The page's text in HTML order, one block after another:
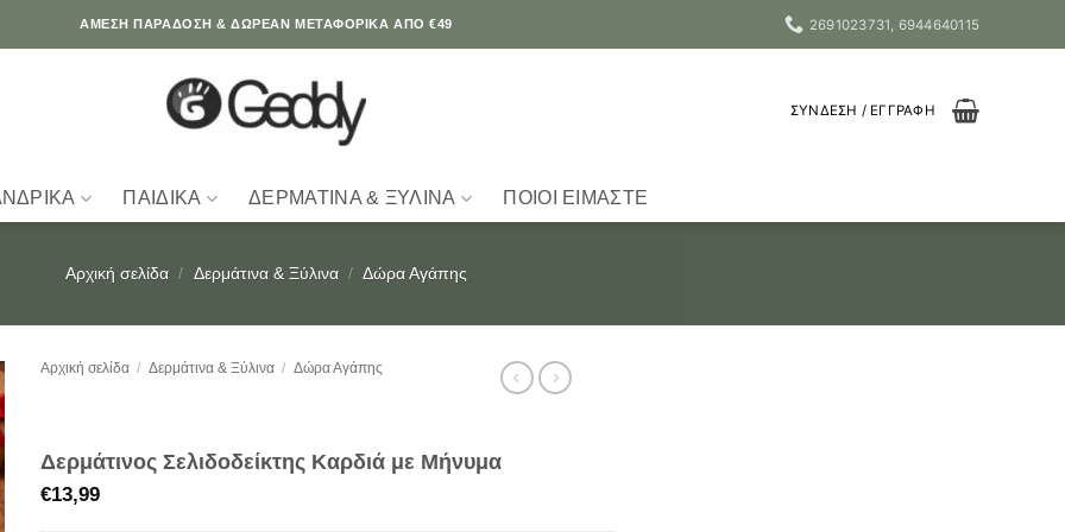
ΆΜΕΣΗ ΠΑΡΑΔΟΣΗ & ΔΩΡΕΑΝ ΜΕΤΑΦΟΡΙΚΑ ΑΠΟ €49 2691023731, 6944640115
ΣΎΝΔΕΣΗ / ΕΓΓΡΑΦΉ
ΠΑΙΔΙΚΆ ΔΕΡΜΆΤΙΝΑ & ΞΎΛΙΝΑ ΠΟΙΟΙ ΕΊΜΑΣΤΕ
Αρχική σελίδα / Δερμάτινα & Ξύλινα / Δώρα Αγάπης
Αρχική σελίδα / Δερμάτινα & Ξύλινα / Δώρα Αγάπης
Δερμάτινος Σελιδοδείκτης Καρδιά με Μήνυμα
€13,99